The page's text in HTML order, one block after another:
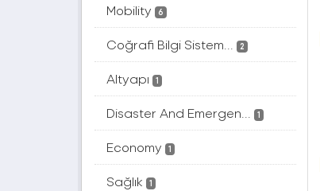
Mobility 6
Coğrafi Bilgi Sistem... 2
Altyapı 1
Disaster And Emergen... 1
Economy 1
Sağlık 1